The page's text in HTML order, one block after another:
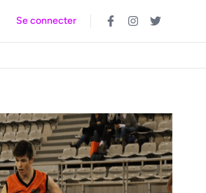
Se connecter